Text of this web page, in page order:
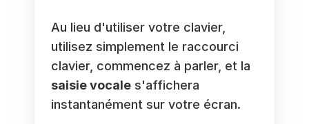
Au lieu d'utiliser votre clavier,
utilisez simplement le raccourci
saisie vocale s'affichera
instantanément sur votre écran.